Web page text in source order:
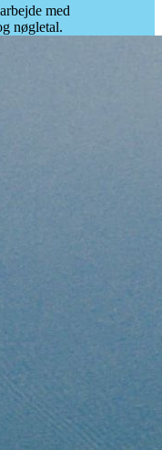
med
nøgletal.